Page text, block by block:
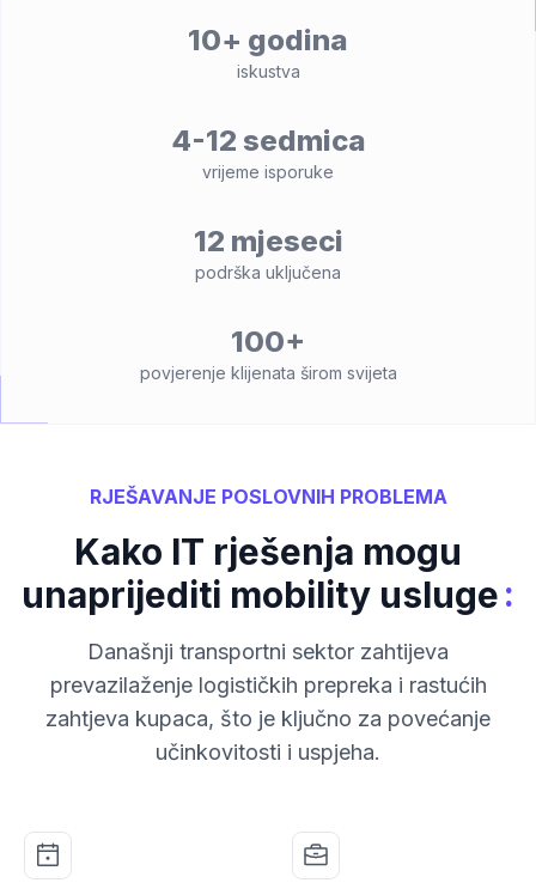
10+ godina
iskustva
4-12 sedmica
vrijeme isporuke
12 mjeseci
podrška uključena
100+
povjerenje klijenata širom svijeta
RJEŠAVANJE POSLOVNIH PROBLEMA
Kako IT rješenja mogu
unaprijediti mobility usluge:
Današnji transportni sektor zahtijeva
prevazilaženje logističkih prepreka i rastućih
zahtjeva kupaca, što je ključno za povećanje
učinkovitosti i uspjeha.